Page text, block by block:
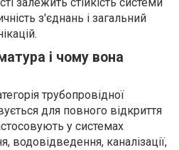
з'єднань і загальний
і чому вона
трубопровідної
для повного відкриття
у системах
водовідведення, каналізації,